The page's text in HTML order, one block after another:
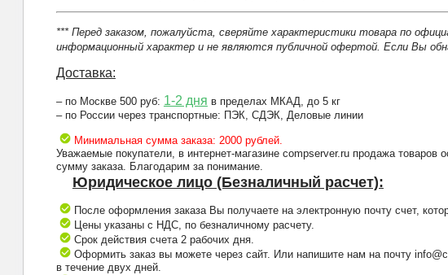
*** Перед заказом, пожалуйста, сверяйте характеристики товара по
информационный характер и не являются публичной офертой. Если Вы
Доставка:
– по Москве 500 руб: 1-2 дня в пределах МКАД, до 5 кг
– по России через транспортные: ПЭК, СДЭК, Деловые линии
Минимальная сумма заказа: 2000 рублей.
Уважаемые покупатели, в интернет-магазине compserver.ru продажа
сумму заказа. Благодарим за понимание.
Юридическое лицо (Безналичный расчет):
После оформления заказа Вы получаете на электронную почту счет,
Цены указаны с НДС, по безналичному расчету.
Срок действия счета 2 рабочих дня.
Оформить заказ вы можете через сайт. Или напишите нам на почту
в течение двух дней.